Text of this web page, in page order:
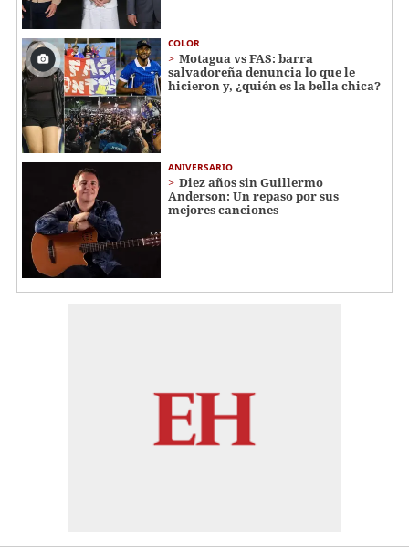
COLOR
Motagua vs FAS: barra
salvadoreña denuncia lo que le
hicieron y, ¿quién es la bella chica?
ANIVERSARIO
Diez años sin Guillermo
Anderson: Un repaso por sus
mejores canciones